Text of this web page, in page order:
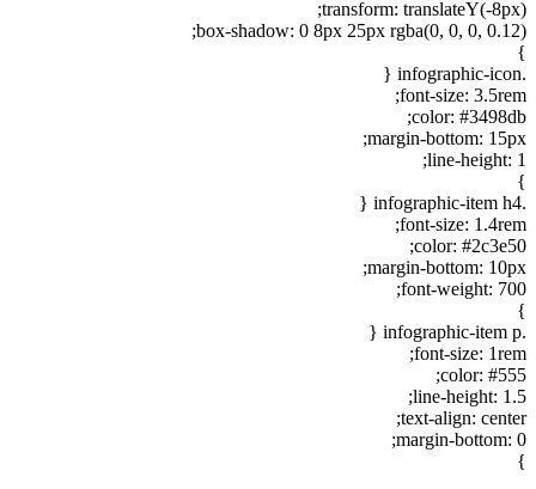
transform: translateY(-8px);
box-shadow: 0 8px 25px rgba(0, 0, 0, 0.12);
}
.infographic-icon {
font-size: 3.5rem;
color: #3498db;
margin-bottom: 15px;
line-height: 1;
}
.infographic-item h4 {
font-size: 1.4rem;
color: #2c3e50;
margin-bottom: 10px;
font-weight: 700;
}
.infographic-item p {
font-size: 1rem;
color: #555;
line-height: 1.5;
text-align: center;
margin-bottom: 0;
}